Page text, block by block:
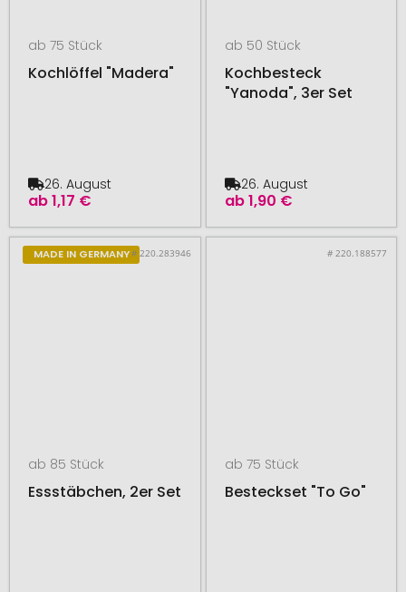
ab 75 Stück
Kochlöffel "Madera"
ab1,17 €
26. August
ab 50 Stück
Kochbesteck
"Yanoda", 3er Set
ab1,90 €
26. August
MADE IN GERMANY# 220.283946
ab 85 Stück
Essstäbchen, 2er Set
# 220.188577
ab 75 Stück
Besteckset "To Go"